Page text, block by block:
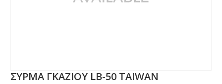
ΣΥΡΜΑ ΓΚΑΖΙΟΥ LΒ-50 ΤΑΙWΑΝ